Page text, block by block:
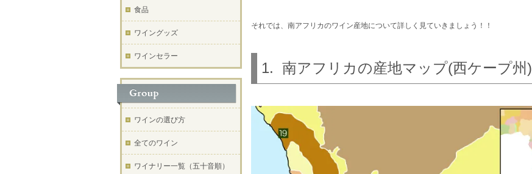
それでは、南アフリカのワイン産地について詳しく見ていきましょう！！
1. 南アフリカの産地マップ(西ケープ州)
食品
ワイングッズ
ワインセラー
ワインの選び方
全てのワイン
ワイナリー一覧（五十音順）